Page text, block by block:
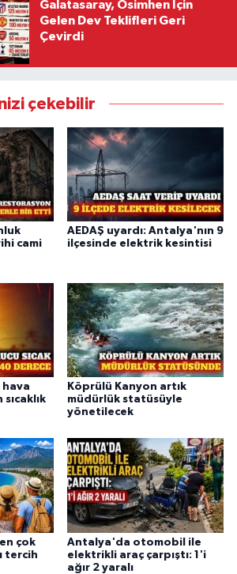
Galatasaray, Osimhen İçin
Gelen Dev Teklifleri Geri
Çevirdi
çekebilir
cami
AEDAŞ uyardı: Antalya'nın 9
ilçesinde elektrik kesintisi
Köprülü Kanyon artık
müdürlük statüsüyle
yönetilecek
çok
tercih
Antalya'da otomobil ile
elektrikli araç çarpıştı: 1'i
ağır 2 yaralı